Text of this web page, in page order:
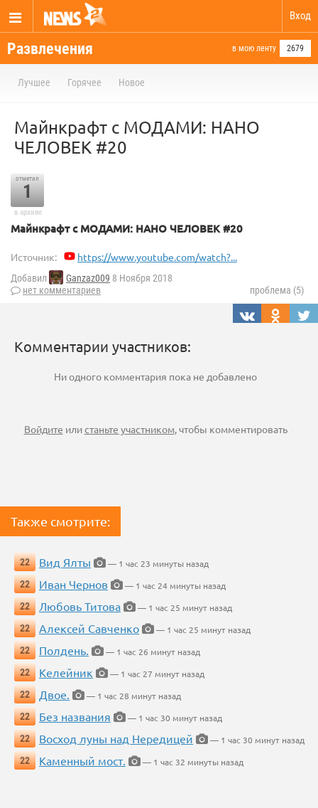
Вход
Развлечения в мою ленту 2679
Лучшее Горячее Новое
Майнкрафт с МОДАМИ: НАНО
ЧЕЛОВЕК #20
отметил
1
в архиве
Майнкрафт с МОДАМИ: НАНО ЧЕЛОВЕК #20
Источник: https://www.youtube.com/watch?...
Добавил Ganzaz009 8 Ноября 2018
нет комментариев
проблема (5)
Комментарии участников:
Ни одного комментария пока не добавлено
Войдите илистаньте участником, чтобы комментировать
Также смотрите:
22 Вид Ялты
— 1 час 23 минуты назад
22
Иван Чернов
— 1 час 24 минуты назад
22
Любовь Титова
— 1 час 25 минут назад
22
Алексей Савченко
— 1 час 25 минут назад
22
Полдень.
— 1 час 26 минут назад
22
Келейник
— 1 час 27 минут назад
22
Двое.
— 1 час 28 минут назад
22
Без названия
— 1 час 30 минут назад
22
Восход луны над Нередицей
— 1 час 30 минут назад
22
Каменный мост. — 1 час 32 минуты назад